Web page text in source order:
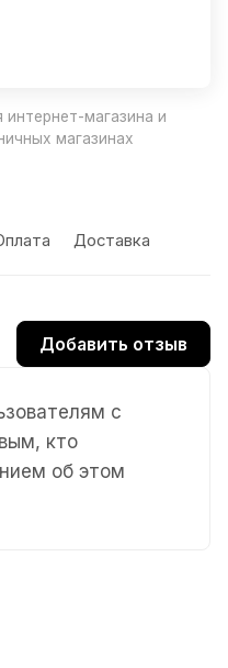
магазина и
магазинах
Доставка
с
кто
об этом
Добавить отзыв